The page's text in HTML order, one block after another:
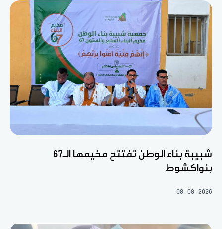
شبيبة بناء الوطن تفتتح مخيمها الـ67
بنواكشوط
08-08-2026